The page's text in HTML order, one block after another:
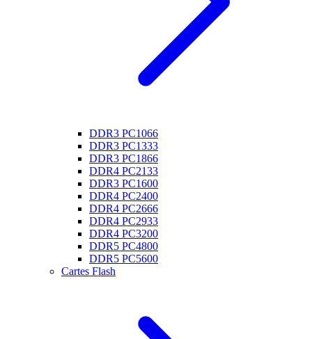
DDR3 PC1066
DDR3 PC1333
DDR3 PC1866
DDR4 PC2133
DDR3 PC1600
DDR4 PC2400
DDR4 PC2666
DDR4 PC2933
DDR4 PC3200
DDR5 PC4800
DDR5 PC5600
Cartes Flash